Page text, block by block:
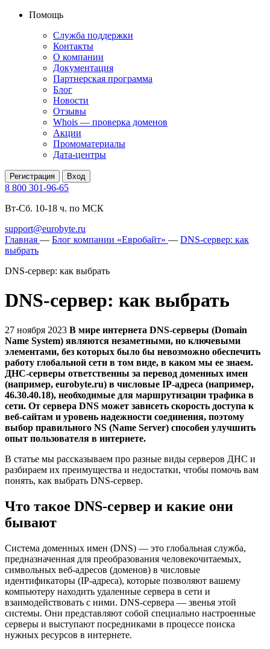
Помощь
Служба поддержки
Контакты
О компании
Документация
Партнерская программа
Блог
Новости
Отзывы
Whois — проверка доменов
Акции
Промоматериалы
Дата-центры
Регистрация Вход
8 800 301-96-65
Вт-Сб. 10-18 ч. по МСК
support@eurobyte.ru
Главная — Блог компании «Евробайт» — DNS-сервер: как
выбрать
DNS-сервер: как выбрать
DNS-сервер: как выбрать
27 ноября 2023 В мире интернета DNS-серверы (Domain
Name System) являются незаметными, но ключевыми
элементами, без которых было бы невозможно обеспечить
работу глобальной сети в том виде, в каком мы ее знаем.
ДНС-серверы ответственны за перевод доменных имен
(например, eurobyte.ru) в числовые IP-адреса (например,
46.30.40.18), необходимые для маршрутизации трафика в
сети. От сервера DNS может зависеть скорость доступа к
веб-сайтам и уровень надежности соединения, поэтому
выбор правильного NS (Name Server) способен улучшить
опыт пользователя в интернете.
В статье мы рассказываем про разные виды серверов ДНС и
разбираем их преимущества и недостатки, чтобы помочь вам
понять, как выбрать DNS-сервер.
Что такое DNS-сервер и какие они
бывают
Система доменных имен (DNS) — это глобальная служба,
предназначенная для преобразования человекочитаемых,
символьных веб-адресов (доменов) в числовые
идентификаторы (IP-адреса), которые позволяют вашему
компьютеру находить удаленные сервера в сети и
взаимодействовать с ними. DNS-сервера — звенья этой
системы. Они представляют собой специально настроенные
серверы и выступают посредниками в процессе поиска
нужных ресурсов в интернете.